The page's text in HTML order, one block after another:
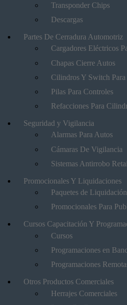
Transponder Chips
Descargas
Partes De Cerradura Automotriz
Cargadores Eléctricos
Chapas Cierre Autos
Cilindros Y Switch
Pilas Para Controles
Refacciones Para
Seguridad y Vigilancia
Alarmas Para Autos
Cámaras De Vigilancia
Sistemas Antirrobo
Promocionales Y Liquidaciones
Paquetes de Liquidación
Promocionales Para
Cursos Capacitación Y
Cursos
Programaciones en
Programaciones
Otros Productos Comerciales
Herrajes Comerciales